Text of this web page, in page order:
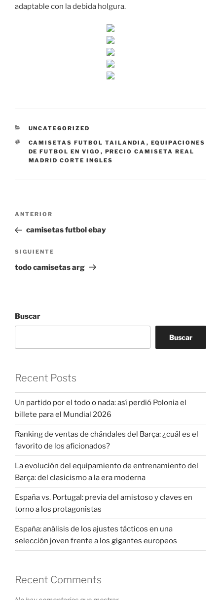
adaptable con la debida holgura.
CATEGORÍAS
UNCATEGORIZED
ETIQUETAS
CAMISETAS FUTBOL TAILANDIA , EQUIPACIONES
DE FUTBOL EN VIGO , PRECIO CAMISETA REAL
MADRID CORTE INGLES
Navegación
entradas
Entrada
anterior:
ANTERIOR
camisetas futbol ebay
Siguiente
entrada
SIGUIENTE
todo camisetas arg
Buscar
Buscar
Recent Posts
Un partido por el todo o nada: así perdió Polonia el
billete para el Mundial 2026
Ranking de ventas de chándales del Barça: ¿cuál es el
favorito de los aficionados?
La evolución del equipamiento de entrenamiento del
Barça: del clasicismo a la era moderna
España vs. Portugal: previa del amistoso y claves en
torno a los protagonistas
España: análisis de los ajustes tácticos en una
selección joven frente a los gigantes europeos
Recent Comments